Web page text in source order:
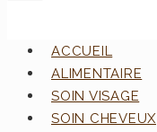
ACCUEIL
ALIMENTAIRE
SOIN VISAGE
SOIN CHEVEUX